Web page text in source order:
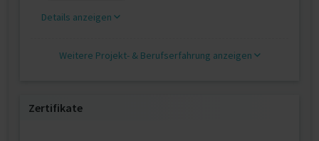
Details anzeigen
Weitere Projekt‐ & Berufserfahrung anzeigen
Zertifikate